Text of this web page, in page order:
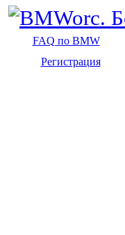
FAQ по BMW
Регистрация